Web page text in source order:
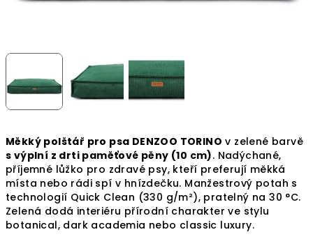
Měkký polštář pro psa DENZOO TORINO v zelené barvě
s výplní z drti paměťové pěny (10 cm). Nadýchané,
příjemné lůžko pro zdravé psy, kteří preferují měkká
místa nebo rádi spí v hnízdečku. Manžestrový potah s
technologií Quick Clean (330 g/m²), pratelný na 30 °C.
Zelená dodá interiéru přírodní charakter ve stylu
botanical, dark academia nebo classic luxury.